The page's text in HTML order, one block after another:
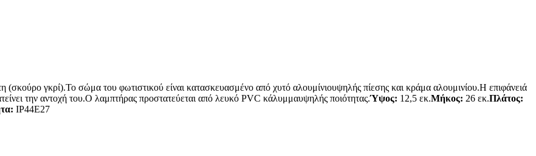
(σκούρο γκρί).Το σώμα του φωτιστικού είναι κατασκευασμένο από χυτό αλουμίνιουψηλής πίεσης και κράμα αλουμινίου.Η επιφάνειά
την αντοχή του.Ο λαμπτήρας προστατεύεται από λευκό PVC κάλυμμαυψηλής ποιότητας.Ύψος: 12,5 εκ.Μήκος: 26 εκ.Πλάτος:
IP44Ε27